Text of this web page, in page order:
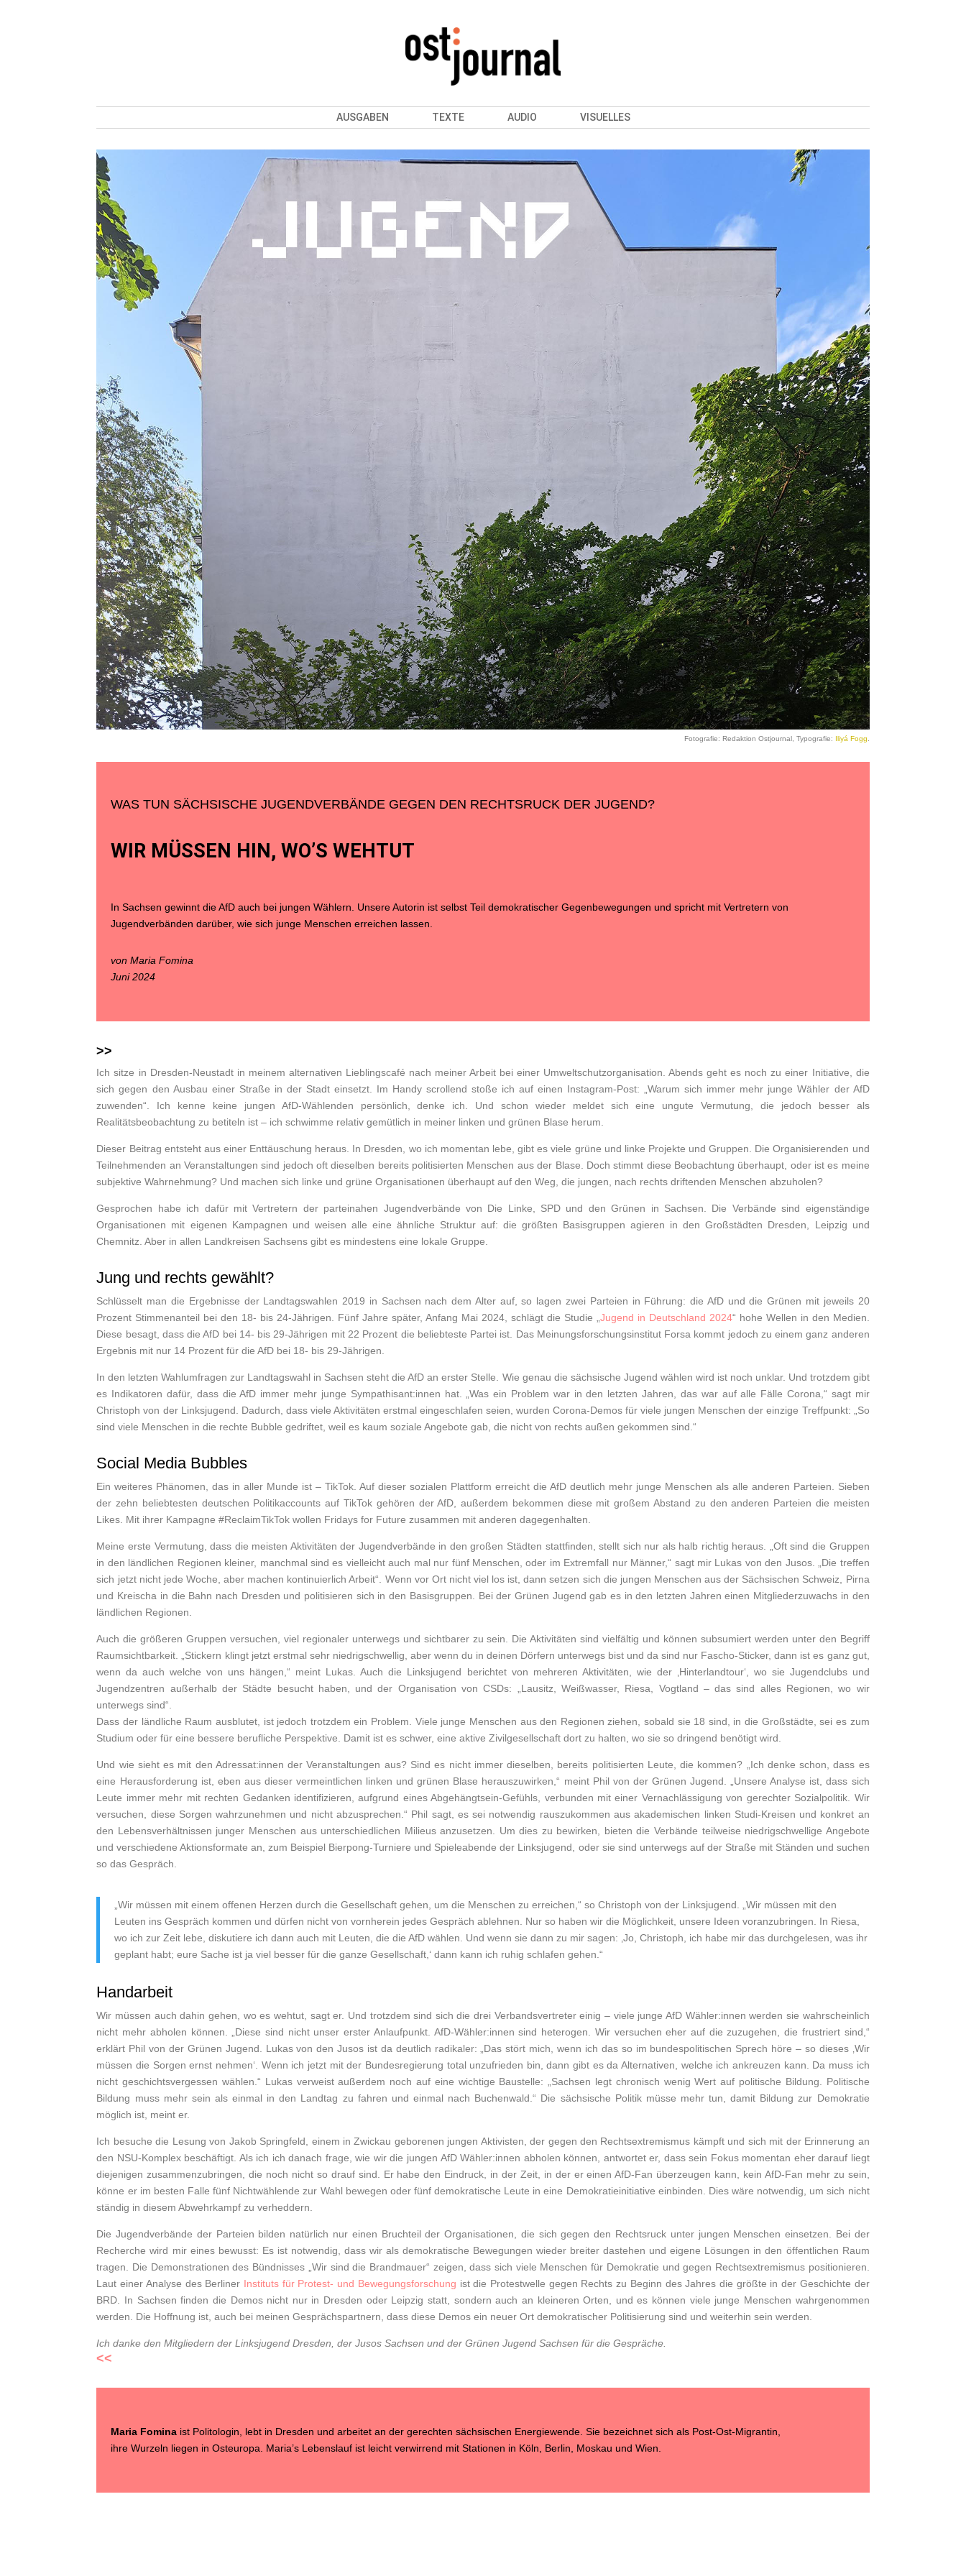
AUSGABEN TEXTE AUDIO VISUELLES
Fotografie: Redaktion Ostjournal, Typografie: Iliyá Fogg
WAS TUN SÄCHSISCHE JUGENDVERBÄNDE GEGEN DEN RECHTSRUCK DER JUGEND?
WIR MÜSSEN HIN, WO’S WEHTUT
In Sachsen gewinnt die AfD auch bei jungen Wählern. Unsere Autorin ist selbst Teil demokratischer Gegenbewegungen und spricht mit Vertretern von
Jugendverbänden darüber, wie sich junge Menschen erreichen lassen.
von Maria Fomina
Juni 2024
>>
Ich sitze in Dresden-Neustadt in meinem alternativen Lieblingscafé nach meiner Arbeit bei einer Umweltschutzorganisation. Abends geht es noch zu einer Initiative, die
sich gegen den Ausbau einer Straße in der Stadt einsetzt. Im Handy scrollend stoße ich auf einen Instagram-Post: „Warum sich immer mehr junge Wähler der AfD
zuwenden“. Ich kenne keine jungen AfD-Wählenden persönlich, denke ich. Und schon wieder meldet sich eine ungute Vermutung, die jedoch besser als
Realitätsbeobachtung zu betiteln ist – ich schwimme relativ gemütlich in meiner linken und grünen Blase herum.
Dieser Beitrag entsteht aus einer Enttäuschung heraus. In Dresden, wo ich momentan lebe, gibt es viele grüne und linke Projekte und Gruppen. Die Organisierenden und
Teilnehmenden an Veranstaltungen sind jedoch oft dieselben bereits politisierten Menschen aus der Blase. Doch stimmt diese Beobachtung überhaupt, oder ist es meine
subjektive Wahrnehmung? Und machen sich linke und grüne Organisationen überhaupt auf den Weg, die jungen, nach rechts driftenden Menschen abzuholen?
Gesprochen habe ich dafür mit Vertretern der parteinahen Jugendverbände von Die Linke, SPD und den Grünen in Sachsen. Die Verbände sind eigenständige
Organisationen mit eigenen Kampagnen und weisen alle eine ähnliche Struktur auf: die größten Basisgruppen agieren in den Großstädten Dresden, Leipzig und
Chemnitz. Aber in allen Landkreisen Sachsens gibt es mindestens eine lokale Gruppe.
Jung und rechts gewählt?
Schlüsselt man die Ergebnisse der Landtagswahlen 2019 in Sachsen nach dem Alter auf, so lagen zwei Parteien in Führung: die AfD und die Grünen mit jeweils 20
Prozent Stimmenanteil bei den 18- bis 24-Jährigen. Fünf Jahre später, Anfang Mai 2024, schlägt die Studie „Jugend in Deutschland 2024“ hohe Wellen in den Medien.
Diese besagt, dass die AfD bei 14- bis 29-Jährigen mit 22 Prozent die beliebteste Partei ist. Das Meinungsforschungsinstitut Forsa kommt jedoch zu einem ganz anderen
Ergebnis mit nur 14 Prozent für die AfD bei 18- bis 29-Jährigen.
In den letzten Wahlumfragen zur Landtagswahl in Sachsen steht die AfD an erster Stelle. Wie genau die sächsische Jugend wählen wird ist noch unklar. Und trotzdem gibt
es Indikatoren dafür, dass die AfD immer mehr junge Sympathisant:innen hat. „Was ein Problem war in den letzten Jahren, das war auf alle Fälle Corona,“ sagt mir
Christoph von der Linksjugend. Dadurch, dass viele Aktivitäten erstmal eingeschlafen seien, wurden Corona-Demos für viele jungen Menschen der einzige Treffpunkt: „So
sind viele Menschen in die rechte Bubble gedriftet, weil es kaum soziale Angebote gab, die nicht von rechts außen gekommen sind.“
Social Media Bubbles
Ein weiteres Phänomen, das in aller Munde ist – TikTok. Auf dieser sozialen Plattform erreicht die AfD deutlich mehr junge Menschen als alle anderen Parteien. Sieben
der zehn beliebtesten deutschen Politikaccounts auf TikTok gehören der AfD, außerdem bekommen diese mit großem Abstand zu den anderen Parteien die meisten
Likes. Mit ihrer Kampagne #ReclaimTikTok wollen Fridays for Future zusammen mit anderen dagegenhalten.
Meine erste Vermutung, dass die meisten Aktivitäten der Jugendverbände in den großen Städten stattfinden, stellt sich nur als halb richtig heraus. „Oft sind die Gruppen
in den ländlichen Regionen kleiner, manchmal sind es vielleicht auch mal nur fünf Menschen, oder im Extremfall nur Männer,“ sagt mir Lukas von den Jusos. „Die treffen
sich jetzt nicht jede Woche, aber machen kontinuierlich Arbeit“. Wenn vor Ort nicht viel los ist, dann setzen sich die jungen Menschen aus der Sächsischen Schweiz, Pirna
und Kreischa in die Bahn nach Dresden und politisieren sich in den Basisgruppen. Bei der Grünen Jugend gab es in den letzten Jahren einen Mitgliederzuwachs in den
ländlichen Regionen.
Auch die größeren Gruppen versuchen, viel regionaler unterwegs und sichtbarer zu sein. Die Aktivitäten sind vielfältig und können subsumiert werden unter den Begriff
Raumsichtbarkeit. „Stickern klingt jetzt erstmal sehr niedrigschwellig, aber wenn du in deinen Dörfern unterwegs bist und da sind nur Fascho-Sticker, dann ist es ganz gut,
wenn da auch welche von uns hängen,“ meint Lukas. Auch die Linksjugend berichtet von mehreren Aktivitäten, wie der ‚Hinterlandtour‘, wo sie Jugendclubs und
Jugendzentren außerhalb der Städte besucht haben, und der Organisation von CSDs: „Lausitz, Weißwasser, Riesa, Vogtland – das sind alles Regionen, wo wir
unterwegs sind“.
Dass der ländliche Raum ausblutet, ist jedoch trotzdem ein Problem. Viele junge Menschen aus den Regionen ziehen, sobald sie 18 sind, in die Großstädte, sei es zum
Studium oder für eine bessere berufliche Perspektive. Damit ist es schwer, eine aktive Zivilgesellschaft dort zu halten, wo sie so dringend benötigt wird.
Und wie sieht es mit den Adressat:innen der Veranstaltungen aus? Sind es nicht immer dieselben, bereits politisierten Leute, die kommen? „Ich denke schon, dass es
eine Herausforderung ist, eben aus dieser vermeintlichen linken und grünen Blase herauszuwirken,“ meint Phil von der Grünen Jugend. „Unsere Analyse ist, dass sich
Leute immer mehr mit rechten Gedanken identifizieren, aufgrund eines Abgehängtsein-Gefühls, verbunden mit einer Vernachlässigung von gerechter Sozialpolitik. Wir
versuchen, diese Sorgen wahrzunehmen und nicht abzusprechen.“ Phil sagt, es sei notwendig rauszukommen aus akademischen linken Studi-Kreisen und konkret an
den Lebensverhältnissen junger Menschen aus unterschiedlichen Milieus anzusetzen. Um dies zu bewirken, bieten die Verbände teilweise niedrigschwellige Angebote
und verschiedene Aktionsformate an, zum Beispiel Bierpong-Turniere und Spieleabende der Linksjugend, oder sie sind unterwegs auf der Straße mit Ständen und suchen
so das Gespräch.
„Wir müssen mit einem offenen Herzen durch die Gesellschaft gehen, um die Menschen zu erreichen,“ so Christoph von der Linksjugend. „Wir müssen mit den
Leuten ins Gespräch kommen und dürfen nicht von vornherein jedes Gespräch ablehnen. Nur so haben wir die Möglichkeit, unsere Ideen voranzubringen. In Riesa,
wo ich zur Zeit lebe, diskutiere ich dann auch mit Leuten, die die AfD wählen. Und wenn sie dann zu mir sagen: ‚Jo, Christoph, ich habe mir das durchgelesen, was ihr
geplant habt; eure Sache ist ja viel besser für die ganze Gesellschaft,‘ dann kann ich ruhig schlafen gehen.“
Handarbeit
Wir müssen auch dahin gehen, wo es wehtut, sagt er. Und trotzdem sind sich die drei Verbandsvertreter einig – viele junge AfD Wähler:innen werden sie wahrscheinlich
nicht mehr abholen können. „Diese sind nicht unser erster Anlaufpunkt. AfD-Wähler:innen sind heterogen. Wir versuchen eher auf die zuzugehen, die frustriert sind,“
erklärt Phil von der Grünen Jugend. Lukas von den Jusos ist da deutlich radikaler: „Das stört mich, wenn ich das so im bundespolitischen Sprech höre – so dieses ‚Wir
müssen die Sorgen ernst nehmen‘. Wenn ich jetzt mit der Bundesregierung total unzufrieden bin, dann gibt es da Alternativen, welche ich ankreuzen kann. Da muss ich
nicht geschichtsvergessen wählen.“ Lukas verweist außerdem noch auf eine wichtige Baustelle: „Sachsen legt chronisch wenig Wert auf politische Bildung. Politische
Bildung muss mehr sein als einmal in den Landtag zu fahren und einmal nach Buchenwald.“ Die sächsische Politik müsse mehr tun, damit Bildung zur Demokratie
möglich ist, meint er.
Ich besuche die Lesung von Jakob Springfeld, einem in Zwickau geborenen jungen Aktivisten, der gegen den Rechtsextremismus kämpft und sich mit der Erinnerung an
den NSU-Komplex beschäftigt. Als ich ich danach frage, wie wir die jungen AfD Wähler:innen abholen können, antwortet er, dass sein Fokus momentan eher darauf liegt
diejenigen zusammenzubringen, die noch nicht so drauf sind. Er habe den Eindruck, in der Zeit, in der er einen AfD-Fan überzeugen kann, kein AfD-Fan mehr zu sein,
könne er im besten Falle fünf Nichtwählende zur Wahl bewegen oder fünf demokratische Leute in eine Demokratieinitiative einbinden. Dies wäre notwendig, um sich nicht
ständig in diesem Abwehrkampf zu verheddern.
Die Jugendverbände der Parteien bilden natürlich nur einen Bruchteil der Organisationen, die sich gegen den Rechtsruck unter jungen Menschen einsetzen. Bei der
Recherche wird mir eines bewusst: Es ist notwendig, dass wir als demokratische Bewegungen wieder breiter dastehen und eigene Lösungen in den öffentlichen Raum
tragen. Die Demonstrationen des Bündnisses „Wir sind die Brandmauer“ zeigen, dass sich viele Menschen für Demokratie und gegen Rechtsextremismus positionieren.
Laut einer Analyse des Berliner Instituts für Protest- und Bewegungsforschung ist die Protestwelle gegen Rechts zu Beginn des Jahres die größte in der Geschichte der
BRD. In Sachsen finden die Demos nicht nur in Dresden oder Leipzig statt, sondern auch an kleineren Orten, und es können viele junge Menschen wahrgenommen
werden. Die Hoffnung ist, auch bei meinen Gesprächspartnern, dass diese Demos ein neuer Ort demokratischer Politisierung sind und weiterhin sein werden.
Ich danke den Mitgliedern der Linksjugend Dresden, der Jusos Sachsen und der Grünen Jugend Sachsen für die Gespräche.
<<
Maria Fomina ist Politologin, lebt in Dresden und arbeitet an der gerechten sächsischen Energiewende. Sie bezeichnet sich als Post-Ost-Migrantin,
ihre Wurzeln liegen in Osteuropa. Maria’s Lebenslauf ist leicht verwirrend mit Stationen in Köln, Berlin, Moskau und Wien.